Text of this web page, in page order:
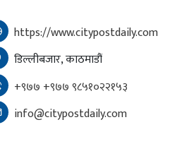
https://www.citypostdaily.com
डिल्लीबजार, काठमाडौं
+९७७ +९७७ ९८५१०२२१५३
info@citypostdaily.com